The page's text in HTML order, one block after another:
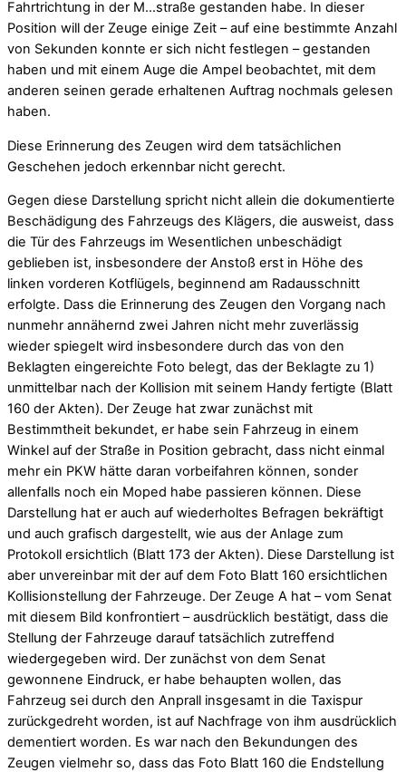
Fahrtrichtung in der M…straße gestanden habe. In dieser
Position will der Zeuge einige Zeit – auf eine bestimmte Anzahl
von Sekunden konnte er sich nicht festlegen – gestanden
haben und mit einem Auge die Ampel beobachtet, mit dem
anderen seinen gerade erhaltenen Auftrag nochmals gelesen
haben.
Diese Erinnerung des Zeugen wird dem tatsächlichen
Geschehen jedoch erkennbar nicht gerecht.
Gegen diese Darstellung spricht nicht allein die dokumentierte
Beschädigung des Fahrzeugs des Klägers, die ausweist, dass
die Tür des Fahrzeugs im Wesentlichen unbeschädigt
geblieben ist, insbesondere der Anstoß erst in Höhe des
linken vorderen Kotflügels, beginnend am Radausschnitt
erfolgte. Dass die Erinnerung des Zeugen den Vorgang nach
nunmehr annähernd zwei Jahren nicht mehr zuverlässig
wieder spiegelt wird insbesondere durch das von den
Beklagten eingereichte Foto belegt, das der Beklagte zu 1)
unmittelbar nach der Kollision mit seinem Handy fertigte (Blatt
160 der Akten). Der Zeuge hat zwar zunächst mit
Bestimmtheit bekundet, er habe sein Fahrzeug in einem
Winkel auf der Straße in Position gebracht, dass nicht einmal
mehr ein PKW hätte daran vorbeifahren können, sonder
allenfalls noch ein Moped habe passieren können. Diese
Darstellung hat er auch auf wiederholtes Befragen bekräftigt
und auch grafisch dargestellt, wie aus der Anlage zum
Protokoll ersichtlich (Blatt 173 der Akten). Diese Darstellung ist
aber unvereinbar mit der auf dem Foto Blatt 160 ersichtlichen
Kollisionstellung der Fahrzeuge. Der Zeuge A hat – vom Senat
mit diesem Bild konfrontiert – ausdrücklich bestätigt, dass die
Stellung der Fahrzeuge darauf tatsächlich zutreffend
wiedergegeben wird. Der zunächst von dem Senat
gewonnene Eindruck, er habe behaupten wollen, das
Fahrzeug sei durch den Anprall insgesamt in die Taxispur
zurückgedreht worden, ist auf Nachfrage von ihm ausdrücklich
dementiert worden. Es war nach den Bekundungen des
Zeugen vielmehr so, dass das Foto Blatt 160 die Endstellung